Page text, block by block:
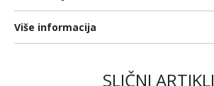
Više informacija
SLIČNI ARTIKLI